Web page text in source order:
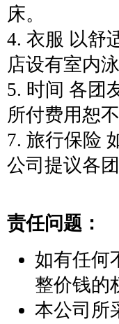
床。
4. 衣服 以舒
店设有室内
5. 时间 各团
所付费用恕
7. 旅行保险
公司提议各
责任问题：
如有任何
整价钱的
本公司所